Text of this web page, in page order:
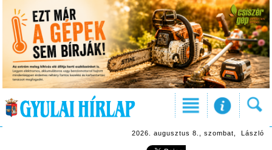
2026. augusztus 8., szombat, László